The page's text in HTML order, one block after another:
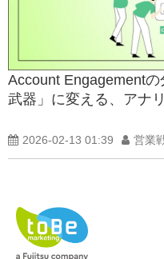
Account Engagement
武器」に変える、アナ
2026-02-13 01:39 営業